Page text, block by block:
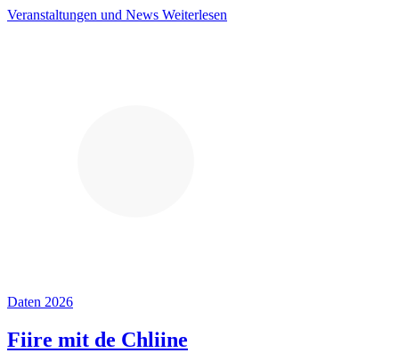
Veranstaltungen und News Weiterlesen
Daten 2026
Fiire mit de Chliine